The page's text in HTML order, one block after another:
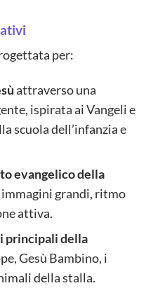
per:
attraverso una
ispirata ai Vangeli e
scuola dell’infanzia e
evangelico della
grandi, ritmo
attiva.
principali della
Gesù Bambino, i
della stalla.